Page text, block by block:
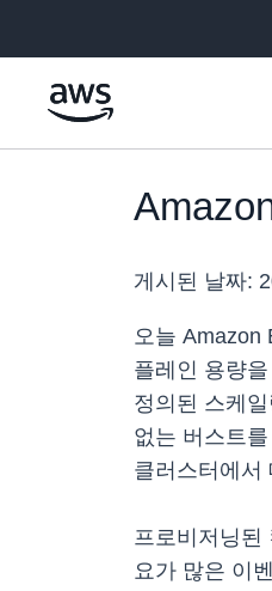
게시된 날짜:
오늘 Amazon
플레인 용량
정의된 스케
없는 버스트
클러스터에서
프로비저닝된
요가 많은 이